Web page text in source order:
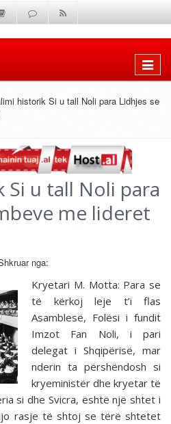
Shfaq
historik Si u tall Noli para Lidhjes se
Si u tall Noli para
me lideret
nga:
Kryetari M. Motta: Para se
të kërkoj leje t’i flas
Asamblesë, Folësi i fundit
Imzot Fan Noli, i pari
delegat i Shqipërisë, mar
nderin ta përshëndosh si
kryeministër dhe kryetar të
si dhe Svicra, është një shtet i
rasje të shtoj se tërë shtetet